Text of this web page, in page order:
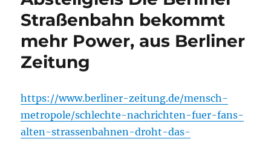
Straßenbahn bekommt
mehr Power, aus Berliner
Zeitung
https://www.berliner-zeitung.de/mensch-
metropole/schlechte-nachrichten-fuer-fans-
alten-strassenbahnen-droht-das-